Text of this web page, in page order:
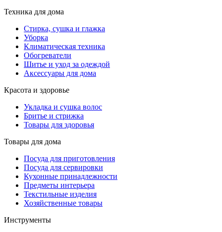
Техника для дома
Стирка, сушка и глажка
Уборка
Климатическая техника
Обогреватели
Шитье и уход за одеждой
Аксессуары для дома
Красота и здоровье
Укладка и сушка волос
Бритье и стрижка
Товары для здоровья
Товары для дома
Посуда для приготовления
Посуда для сервировки
Кухонные принадлежности
Предметы интерьера
Текстильные изделия
Хозяйственные товары
Инструменты